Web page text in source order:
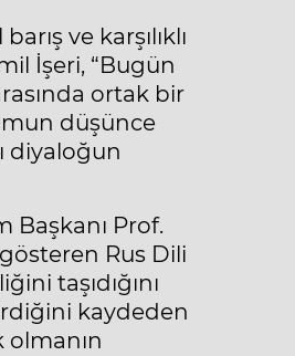
ve karşılıklı
İşeri, “Bugün
ortak bir
düşünce
diyaloğun
Başkanı Prof.
Rus Dili
taşıdığını
kaydeden